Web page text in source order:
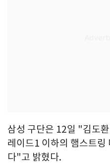
삼성 구단은 12일 "김도
레이드1 이하의 햄스트링
다"고 밝혔다.